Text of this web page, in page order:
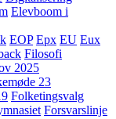
Elevboom i
EOP Epx EU Eux
Filosofi
2025
23
Folketingsvalg
Forsvarslinje